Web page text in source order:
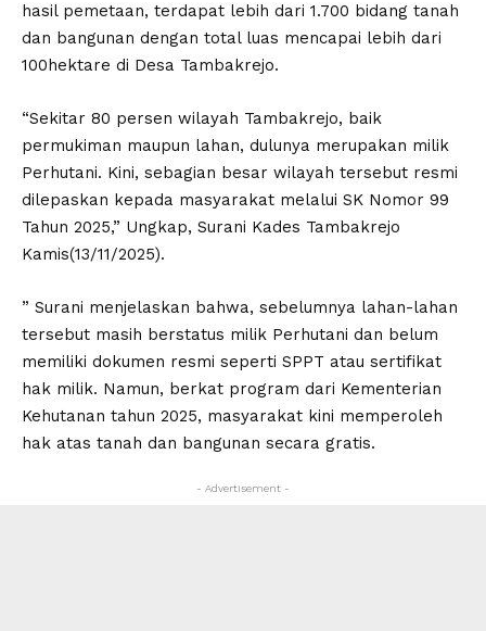
hasil pemetaan, terdapat lebih dari 1.700 bidang tanah
dan bangunan dengan total luas mencapai lebih dari
100hektare di Desa Tambakrejo.
“Sekitar 80 persen wilayah Tambakrejo, baik
permukiman maupun lahan, dulunya merupakan milik
Perhutani. Kini, sebagian besar wilayah tersebut resmi
dilepaskan kepada masyarakat melalui SK Nomor 99
Tahun 2025,” Ungkap, Surani Kades Tambakrejo
Kamis(13/11/2025).
” Surani menjelaskan bahwa, sebelumnya lahan-lahan
tersebut masih berstatus milik Perhutani dan belum
memiliki dokumen resmi seperti SPPT atau sertifikat
hak milik. Namun, berkat program dari Kementerian
Kehutanan tahun 2025, masyarakat kini memperoleh
hak atas tanah dan bangunan secara gratis.
- Advertisement -